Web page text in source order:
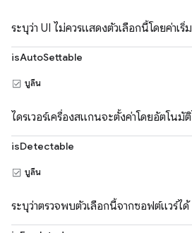
ระบุว่า UI ไม่ควรแสดงตัวเลือกนี้โดยค่าเริ่
isAutoSettable
บูลีน
ไดรเวอร์เครื่องสแกนจะตั้งค่าโดยอัตโนมั
isDetectable
บูลีน
ระบุว่าตรวจพบตัวเลือกนี้จากซอฟต์แวร์ได้